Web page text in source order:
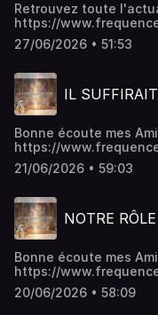
Retrouvez toute
https://
amis,Arwen de La
27/06/2026 • 51:53
IL
Bonne écoute mes
https://
21/06/2026 • 59:03
NOTRE
Bonne écoute mes
https://
20/06/2026 • 58:09